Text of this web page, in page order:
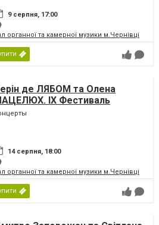
9 серпня, 17:00
органної та камерної музики м.Чернівці
де ЛЯБОМ та Олена
IX Фестиваль
та камерної музики до
14 серпня, 18:00
органної та камерної музики м.Чернівці